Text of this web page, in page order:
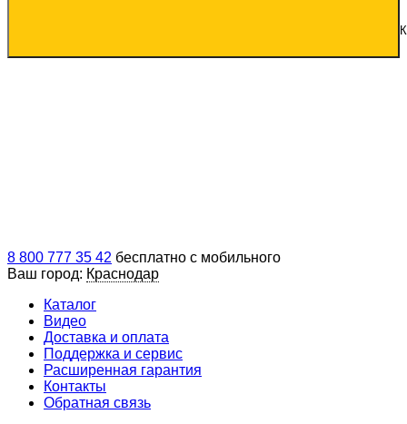
8 800 777 35 42 бесплатно с мобильного
Ваш город: Краснодар
Каталог
Видео
Доставка и оплата
Поддержка и сервис
Расширенная гарантия
Контакты
Обратная связь